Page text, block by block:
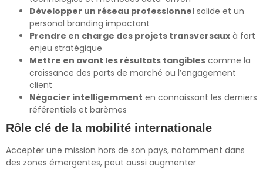
Développer un réseau professionnel solide et un
personal branding impactant
Prendre en charge des projets transversaux à fort
enjeu stratégique
Mettre en avant les résultats tangibles comme la
croissance des parts de marché ou l’engagement
client
Négocier intelligemment en connaissant les derniers
référentiels et barèmes
Rôle clé de la mobilité internationale
Accepter une mission hors de son pays, notamment dans
des zones émergentes, peut aussi augmenter